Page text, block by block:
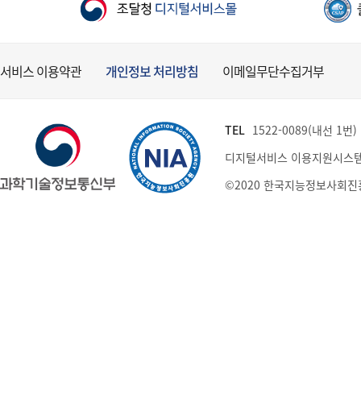
서비스 이용약관 개인정보 처리방침 이메일무단수집거부
TEL 1522-0089(내선 1번
디지털서비스 이용지원시스
©2020 한국지능정보사회진